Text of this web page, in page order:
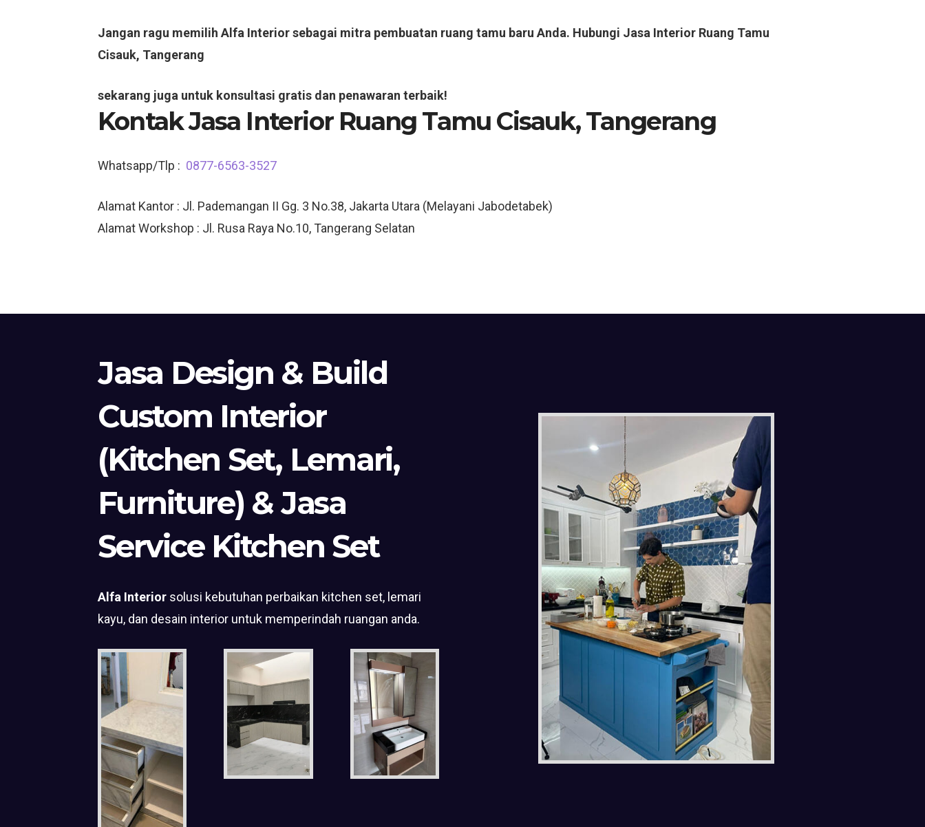
Jangan ragu memilih Alfa Interior sebagai mitra pembuatan ruang tamu baru Anda. Hubungi Jasa Interior Ruang Tamu
Cisauk, Tangerang
sekarang juga untuk konsultasi gratis dan penawaran terbaik!
Kontak Jasa Interior Ruang Tamu Cisauk,Tangerang
Whatsapp/Tlp : 0877-6563-3527
Alamat Kantor : Jl. Pademangan II Gg. 3 No.38, Jakarta Utara (Melayani Jabodetabek)
Alamat Workshop : Jl. Rusa Raya No.10, Tangerang Selatan
Jasa Design & Build
Custom Interior
(Kitchen Set, Lemari,
Furniture) & Jasa
Service Kitchen Set
Alfa Interior solusi kebutuhan perbaikan kitchen set, lemari
kayu, dan desain interior untuk memperindah ruangan anda.